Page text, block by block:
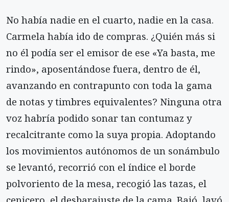
No había nadie en el cuarto, nadie en la casa.
Carmela había ido de compras. ¿Quién más si
no él podía ser el emisor de ese «Ya basta, me
rindo», aposentándose fuera, dentro de él,
avanzando en contrapunto con toda la gama
de notas y timbres equivalentes? Ninguna otra
voz habría podido sonar tan contumaz y
recalcitrante como la suya propia. Adoptando
los movimientos autónomos de un sonámbulo
se levantó, recorrió con el índice el borde
polvoriento de la mesa, recogió las tazas, el